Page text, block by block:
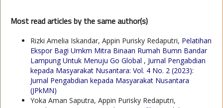
Most read articles by the same author(s)
Rizki Amelia Iskandar, Appin Purisky Redaputri, Pelatihan
Ekspor Bagi Umkm Mitra Binaan Rumah Bumn Bandar
Lampung Untuk Menuju Go Global , Jurnal Pengabdian
kepada Masyarakat Nusantara: Vol. 4 No. 2 (2023):
Jurnal Pengabdian kepada Masyarakat Nusantara
(JPkMN)
Yoka Aman Saputra, Appin Purisky Redaputri,